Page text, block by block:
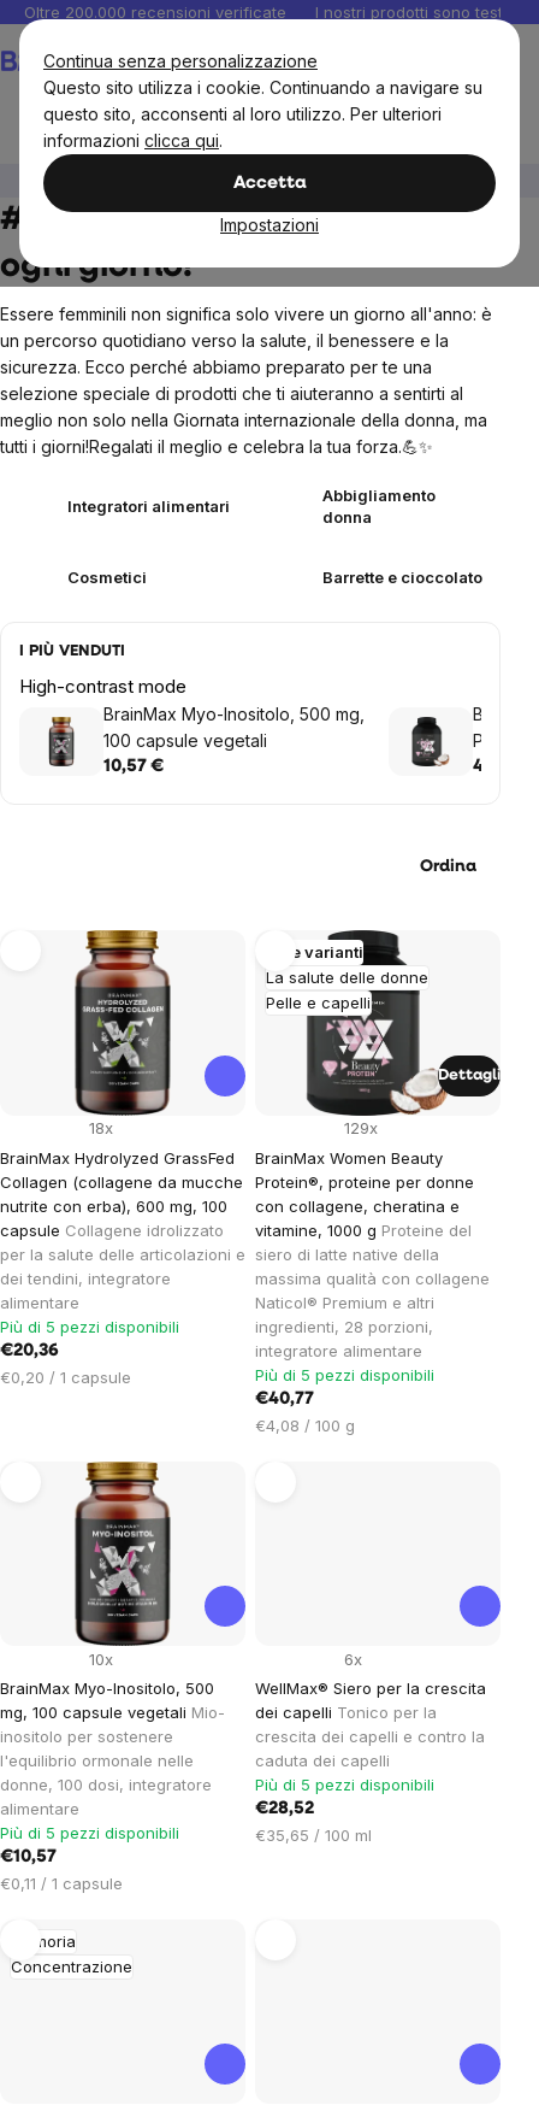
Continua senza personalizzazione
Questo sito utilizza i cookie. Continuando a navigare su
questo sito, acconsenti al loro utilizzo. Per ulteriori
informazioni clicca qui.
Accetta
Impostazioni
Salta
contenuto
Oltre 200.000 recensioni verificate I nostri prodotti sono testati
#WomanPower
#WomanPower – Sentiti bene
ogni giorno!
Essere femminili non significa solo vivere un giorno all'anno: è
un percorso quotidiano verso la salute, il benessere e la
sicurezza. Ecco perché abbiamo preparato per te una
selezione speciale di prodotti che ti aiuteranno a sentirti al
meglio non solo nella Giornata internazionale della donna, ma
tutti i giorni!Regalati il ​​meglio e celebra la tua forza.💪✨
Integratori alimentari
Abbigliamento
donna
Cosmetici Barrette e cioccolato
I PIÙ VENDUTI
High-contrast mode
BrainMax Myo-Inositolo, 500 mg,
100 capsule vegetali
10,57 €
con
40,77 €
Ordina
products
BrainMax Hydrolyzed GrassFed
Collagen (collagene da mucche
nutrite con erba), 600 mg, 100
capsule Collagene idrolizzato
per la salute delle articolazioni e
dei tendini, integratore
alimentare
18x
Più di 5 pezzi disponibili
€20,36
Prezzo
€0,20 / 1 capsule
La salute delle donne
Pelle e capelli
Altre varianti
BrainMax Women Beauty
Protein®, proteine ​​per donne
con collagene, cheratina e
vitamine, 1000 g Proteine ​​del
siero di latte native della
massima qualità con collagene
Naticol® Premium e altri
ingredienti, 28 porzioni,
integratore alimentare
129x
Più di 5 pezzi disponibili
€40,77
Prezzo
€4,08 / 100 g
Dettagli
BrainMax Myo-Inositolo, 500
mg, 100 capsule vegetali Mio-
inositolo per sostenere
l'equilibrio ormonale nelle
donne, 100 dosi, integratore
alimentare
10x
Più di 5 pezzi disponibili
€10,57
Prezzo
€0,11 / 1 capsule
WellMax® Siero per la crescita
dei capelli Tonico per la
crescita dei capelli e contro la
caduta dei capelli
6x
Più di 5 pezzi disponibili
€28,52
Prezzo
€35,65 / 100 ml
Memoria
Concentrazione